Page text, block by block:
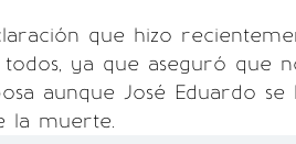
que hizo
ya que aseguró que
aunque José Eduardo
la muerte.